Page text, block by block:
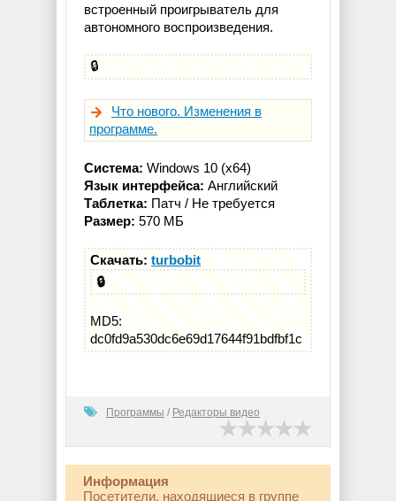
встроенный проигрыватель для
автономного воспроизведения.
🔒
Что нового. Изменения в
программе.
Система: Windows 10 (x64)
Язык интерфейса: Английский
Таблетка: Патч / Не требуется
Размер: 570 МБ
Скачать:turbobit
🔒
MD5:
dc0fd9a530dc6e69d17644f91bdfbf1c
Программы / Редакторы видео
Информация
Посетители, находящиеся в группе